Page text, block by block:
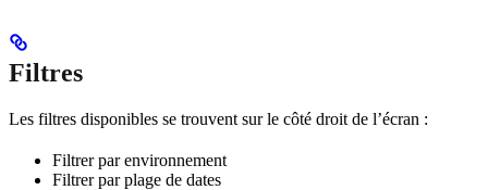
Filtres
Les filtres disponibles se trouvent sur le côté droit de l’écran :
Filtrer par environnement
Filtrer par plage de dates